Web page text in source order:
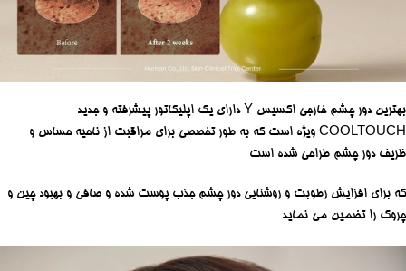
بهترین دور چشم خارجی اکسیس Y دارای یک اپلیکاتور پیشرفته و جدید
COOLTOUCH ویژه است که به طور تخصصی برای مراقبت از ناحیه حساس و
ظریف دور چشم طراحی شده است
که برای افزایش رطوبت و روشنایی دور چشم جذب پوست شده و صافی و بهبود چین و
چروک را تضمین می نماید